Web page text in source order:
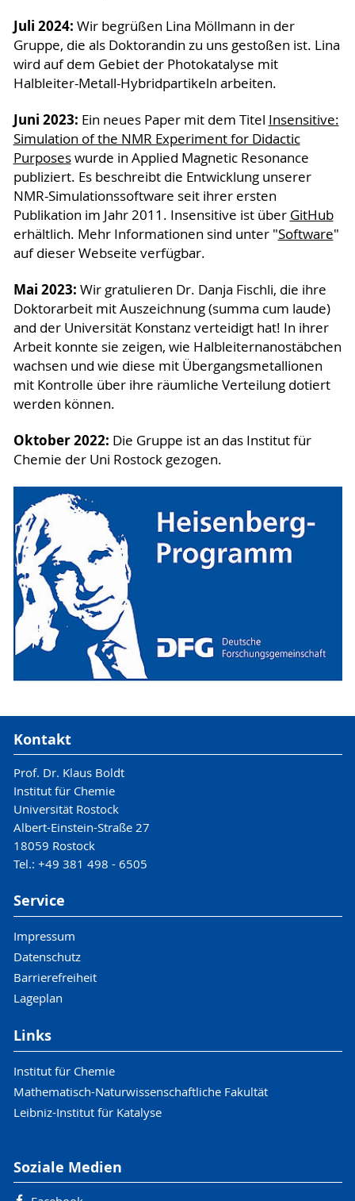
Juli 2024: Wir begrüßen Lina Möllmann in der
Gruppe, die als Doktorandin zu uns gestoßen ist. Lina
wird auf dem Gebiet der Photokatalyse mit
Halbleiter-Metall-Hybridpartikeln arbeiten.
Juni 2023: Ein neues Paper mit dem Titel Insensitive:
Simulation of the NMR Experiment for Didactic
Purposeswurde in Applied Magnetic Resonance
publiziert. Es beschreibt die Entwicklung unserer
NMR-Simulationssoftware seit ihrer ersten
Publikation im Jahr 2011. Insensitive ist über GitHub
erhältlich. Mehr Informationen sind unter "Software"
auf dieser Webseite verfügbar.
Mai 2023: Wir gratulieren Dr. Danja Fischli, die ihre
Doktorarbeit mit Auszeichnung (summa cum laude)
and der Universität Konstanz verteidigt hat! In ihrer
Arbeit konnte sie zeigen, wie Halbleiternanostäbchen
wachsen und wie diese mit Übergangsmetallionen
mit Kontrolle über ihre räumliche Verteilung dotiert
werden können.
Oktober 2022: Die Gruppe ist an das Institut für
Chemie der Uni Rostock gezogen.
Kontakt
Prof. Dr. Klaus Boldt
Institut für Chemie
Universität Rostock
Albert-Einstein-Straße 27
18059 Rostock
Tel.: +49 381 498 - 6505
Service
Impressum
Datenschutz
Barrierefreiheit
Lageplan
Links
Institut für Chemie
Mathematisch-Naturwissenschaftliche Fakultät
Leibniz-Institut für Katalyse
Soziale Medien